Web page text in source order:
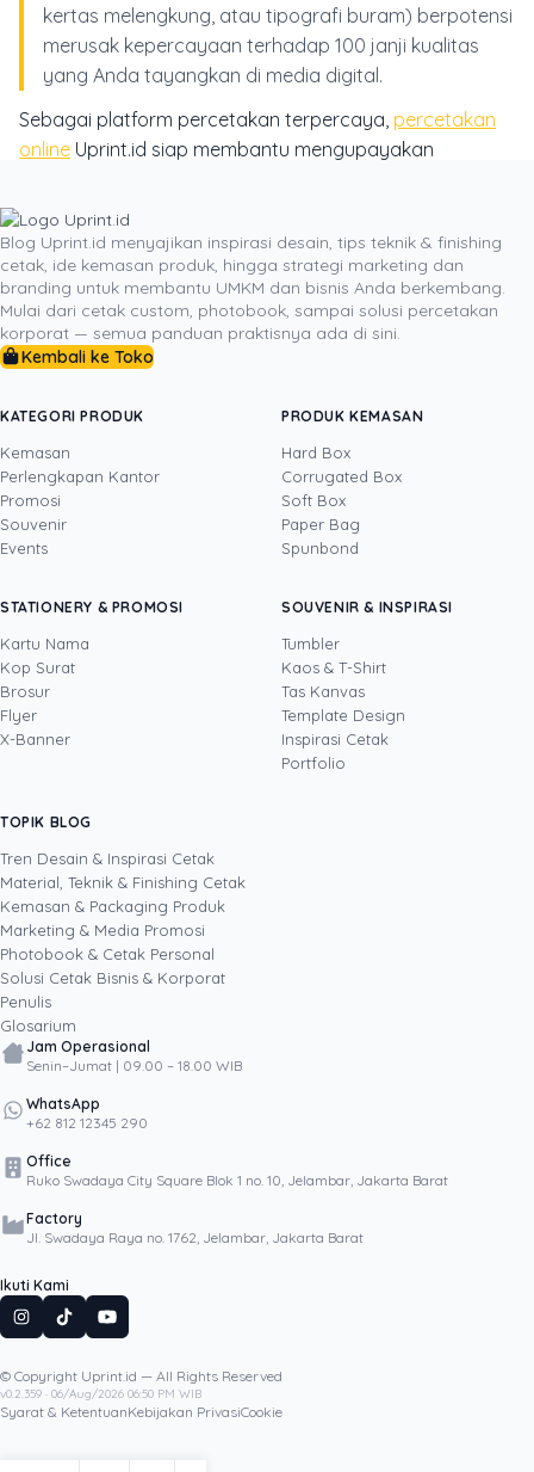
kertas melengkung, atau tipografi buram) berpotensi
merusak kepercayaan terhadap 100 janji kualitas
yang Anda tayangkan di media digital.
Sebagai platform percetakan terpercaya, percetakan
online Uprint.id siap membantu mengupayakan
teknologi cetak berstandar ISO, beragam pilihan bahan
kertas berkualitas tinggi, serta layanan konsultasi
desain profesional, mewujudkan perlengkapan kantor
berkelas kini dapat dilakukan secara cepat dan efisien.
Kunjungi platform Uprint.id sekarang, tentukan
spesifikasi stationery pilihan Anda, dan mulailah
dan disegani di industri Anda!
DITULIS OLEH
dengan pengalaman lebih dari 15 tahun di
bidang keuangan dan operasional bisnis. Ia
menjaga dua sisi perusahaan sekaligus:
kesehatan finansial (arus kas, margin, strategi
harga) dan kelancaran operasional produksi di
industri percetakan serta kemasan B2B, dari
kontrol kualitas hingga manajemen vendor.
brosur, kemasan, atau banner sebagai investasi
yang jelas hitungan untungnya.
Lihat semua penulis
Popular
Artikel Lainnya
Blog Uprint.id menyajikan inspirasi desain, tips teknik & finishing
cetak, ide kemasan produk, hingga strategi marketing dan
branding untuk membantu UMKM dan bisnis Anda berkembang.
Mulai dari cetak custom, photobook, sampai solusi percetakan
korporat — semua panduan praktisnya ada di sini.
Kembali ke Toko
KATEGORI PRODUK
Kemasan
Perlengkapan Kantor
Promosi
Souvenir
Events
PRODUK KEMASAN
Hard Box
Corrugated Box
Soft Box
Paper Bag
Spunbond
STATIONERY & PROMOSI
Kartu Nama
Kop Surat
Brosur
Flyer
X-Banner
SOUVENIR & INSPIRASI
Tumbler
Kaos & T-Shirt
Tas Kanvas
Template Design
Inspirasi Cetak
Portfolio
TOPIK BLOG
Tren Desain & Inspirasi Cetak
Material, Teknik & Finishing Cetak
Kemasan & Packaging Produk
Marketing & Media Promosi
Photobook & Cetak Personal
Solusi Cetak Bisnis & Korporat
Penulis
Glosarium
Jam Operasional
Senin–Jumat | 09.00 – 18.00 WIB
WhatsApp
+62 812 12345 290
Office
Ruko Swadaya City Square Blok 1 no. 10, Jelambar, Jakarta Barat
Factory
Jl. Swadaya Raya no. 1762, Jelambar, Jakarta Barat
Ikuti Kami
© Copyright Uprint.id — All Rights Reserved
v0.2.359 · 06/Aug/2026 06:50 PM WIB
Syarat & KetentuanKebijakan PrivasiCookie